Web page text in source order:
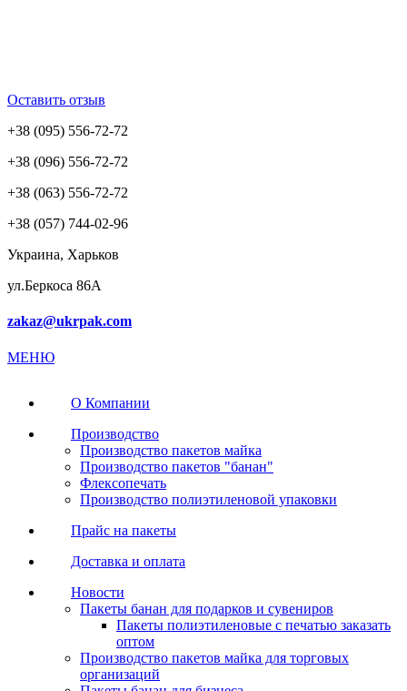
Оставить отзыв
+38 (095) 556-72-72
+38 (096) 556-72-72
+38 (063) 556-72-72
+38 (057) 744-02-96
Украина, Харьков
ул.Беркоса 86А
zakaz@ukrpak.com
МЕНЮ
О Компании
Производство
Производство пакетов майка
Производство пакетов "банан"
Флексопечать
Производство полиэтиленовой упаковки
Прайс на пакеты
Доставка и оплата
Новости
Пакеты банан для подарков и сувениров
Пакеты полиэтиленовые с печатью заказать
оптом
Производство пакетов майка для торговых
организаций